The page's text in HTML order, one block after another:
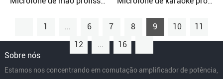
1 ... 6 7 8 9 10
11
12
...
16
Sobre nós
Estamos nos concentrando em comutação amplificador de potência,